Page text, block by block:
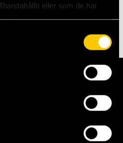
eller som de har
deras tjänster.